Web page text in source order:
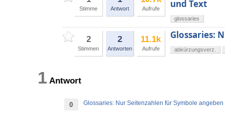
Stimme Antwort Aufrufe und Text
glossaries
2
Stimmen
2
Antworten
11.1k
Aufrufe
Glossaries:
abkürzungsverz.
1 Antwort
0 Glossaries: Nur Seitenzahlen für Symbole angeben